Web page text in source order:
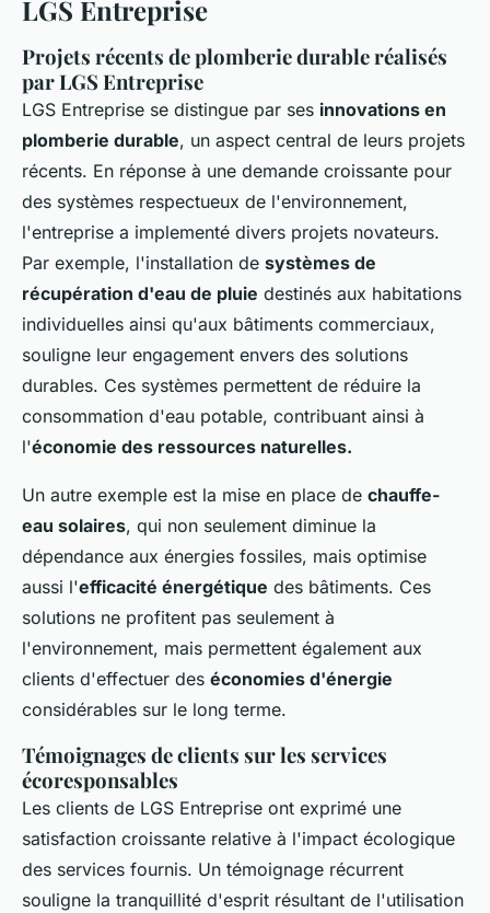
LGS Entreprise
Projets récents de plomberie durable réalisés
par LGS Entreprise
LGS Entreprise se distingue par ses innovations en
plomberie durable, un aspect central de leurs projets
récents. En réponse à une demande croissante pour
des systèmes respectueux de l'environnement,
l'entreprise a implementé divers projets novateurs.
Par exemple, l'installation de systèmes de
récupération d'eau de pluie destinés aux habitations
individuelles ainsi qu'aux bâtiments commerciaux,
souligne leur engagement envers des solutions
durables. Ces systèmes permettent de réduire la
consommation d'eau potable, contribuant ainsi à
l'économie des ressources naturelles.
Un autre exemple est la mise en place de chauffe-
eau solaires, qui non seulement diminue la
dépendance aux énergies fossiles, mais optimise
aussi l'efficacité énergétique des bâtiments. Ces
solutions ne profitent pas seulement à
l'environnement, mais permettent également aux
clients d'effectuer des économies d'énergie
considérables sur le long terme.
Témoignages de clients sur les services
écoresponsables
Les clients de LGS Entreprise ont exprimé une
satisfaction croissante relative à l'impact écologique
des services fournis. Un témoignage récurrent
souligne la tranquillité d'esprit résultant de l'utilisation